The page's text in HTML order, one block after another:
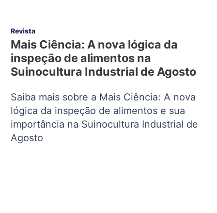
Revista
Mais Ciência: A nova lógica da
inspeção de alimentos na
Suinocultura Industrial de Agosto
Saiba mais sobre a Mais Ciência: A nova
lógica da inspeção de alimentos e sua
importância na Suinocultura Industrial de
Agosto